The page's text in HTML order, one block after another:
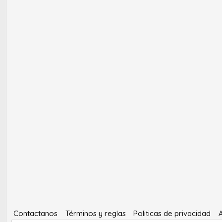
Contactanos Términos y reglas Politicas de privacidad